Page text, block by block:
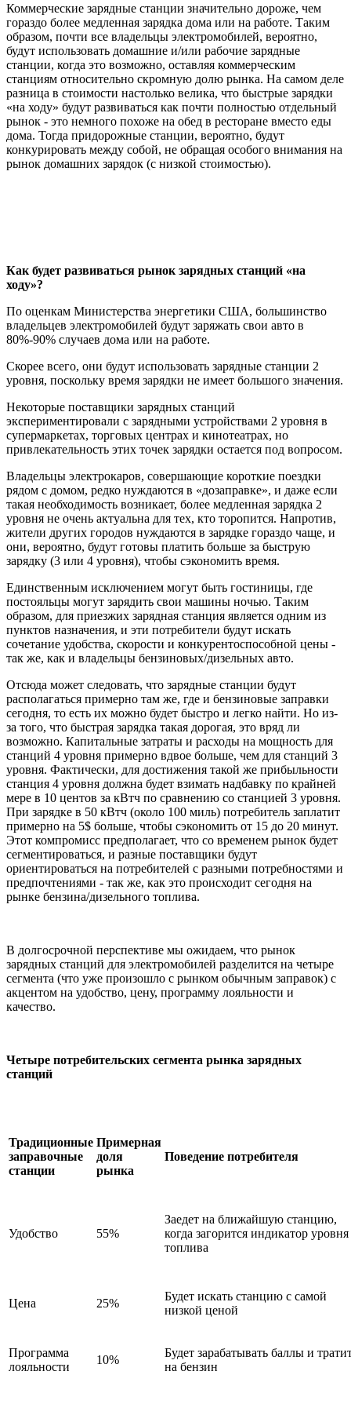
Коммерческие зарядные станции значительно дороже, чем
гораздо более медленная зарядка дома или на работе. Таким
образом, почти все владельцы электромобилей, вероятно,
будут использовать домашние и/или рабочие зарядные
станции, когда это возможно, оставляя коммерческим
станциям относительно скромную долю рынка. На самом деле
разница в стоимости настолько велика, что быстрые зарядки
«на ходу» будут развиваться как почти полностью отдельный
рынок - это немного похоже на обед в ресторане вместо еды
дома. Тогда придорожные станции, вероятно, будут
конкурировать между собой, не обращая особого внимания на
рынок домашних зарядок (с низкой стоимостью).
Как будет развиваться рынок зарядных станций «на
ходу»?
По оценкам Министерства энергетики США, большинство
владельцев электромобилей будут заряжать свои авто в
80%-90% случаев дома или на работе.
Скорее всего, они будут использовать зарядные станции 2
уровня, поскольку время зарядки не имеет большого значения.
Некоторые поставщики зарядных станций
экспериментировали с зарядными устройствами 2 уровня в
супермаркетах, торговых центрах и кинотеатрах, но
привлекательность этих точек зарядки остается под вопросом.
Владельцы электрокаров, совершающие короткие поездки
рядом с домом, редко нуждаются в «дозаправке», и даже если
такая необходимость возникает, более медленная зарядка 2
уровня не очень актуальна для тех, кто торопится. Напротив,
жители других городов нуждаются в зарядке гораздо чаще, и
они, вероятно, будут готовы платить больше за быструю
зарядку (3 или 4 уровня), чтобы сэкономить время.
Единственным исключением могут быть гостиницы, где
постояльцы могут зарядить свои машины ночью. Таким
образом, для приезжих зарядная станция является одним из
пунктов назначения, и эти потребители будут искать
сочетание удобства, скорости и конкурентоспособной цены -
так же, как и владельцы бензиновых/дизельных авто.
Отсюда может следовать, что зарядные станции будут
располагаться примерно там же, где и бензиновые заправки
сегодня, то есть их можно будет быстро и легко найти. Но из-
за того, что быстрая зарядка такая дорогая, это вряд ли
возможно. Капитальные затраты и расходы на мощность для
станций 4 уровня примерно вдвое больше, чем для станций 3
уровня. Фактически, для достижения такой же прибыльности
станция 4 уровня должна будет взимать надбавку по крайней
мере в 10 центов за кВтч по сравнению со станцией 3 уровня.
При зарядке в 50 кВтч (около 100 миль) потребитель заплатит
примерно на 5$ больше, чтобы сэкономить от 15 до 20 минут.
Этот компромисс предполагает, что со временем рынок будет
сегментироваться, и разные поставщики будут
ориентироваться на потребителей с разными потребностями и
предпочтениями - так же, как это происходит сегодня на
рынке бензина/дизельного топлива.
В долгосрочной перспективе мы ожидаем, что рынок
зарядных станций для электромобилей разделится на четыре
сегмента (что уже произошло с рынком обычным заправок) с
акцентом на удобство, цену, программу лояльности и
качество.
Четыре потребительских сегмента рынка зарядных
станций
Традиционные
заправочные
станции
Примерная
доля
рынка
Поведение потребителя
Удобство 55%
Заедет на ближайшую станцию,
когда загорится индикатор уровня
топлива
Цена 25%
Будет искать станцию с самой
низкой ценой
Программа
лояльности
10%
Будет зарабатывать баллы и
на бензин